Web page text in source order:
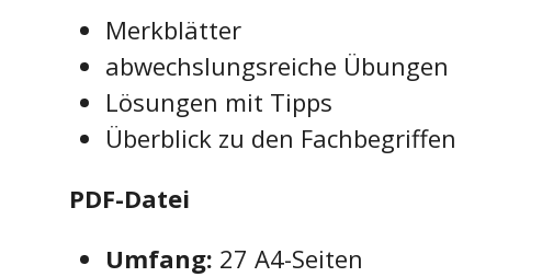
Merkblätter
abwechslungsreiche Übungen
Lösungen mit Tipps
Überblick zu den Fachbegriffen
PDF-Datei
Umfang: 27 A4-Seiten